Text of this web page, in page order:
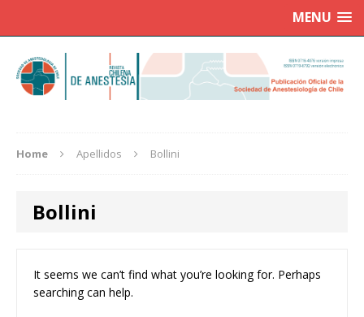
MENU
Home Apellidos Bollini
Bollini
It seems we can’t find what you’re looking for. Perhaps
searching can help.